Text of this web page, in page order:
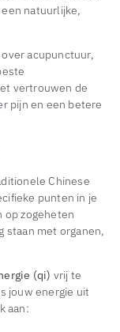
natuurlijke,
acupunctuur,
vertrouwen de
pijn en een betere
Chinese
punten in je
op zogeheten
staan met organen,
(qi) vrij te
jouw energie uit
aan: